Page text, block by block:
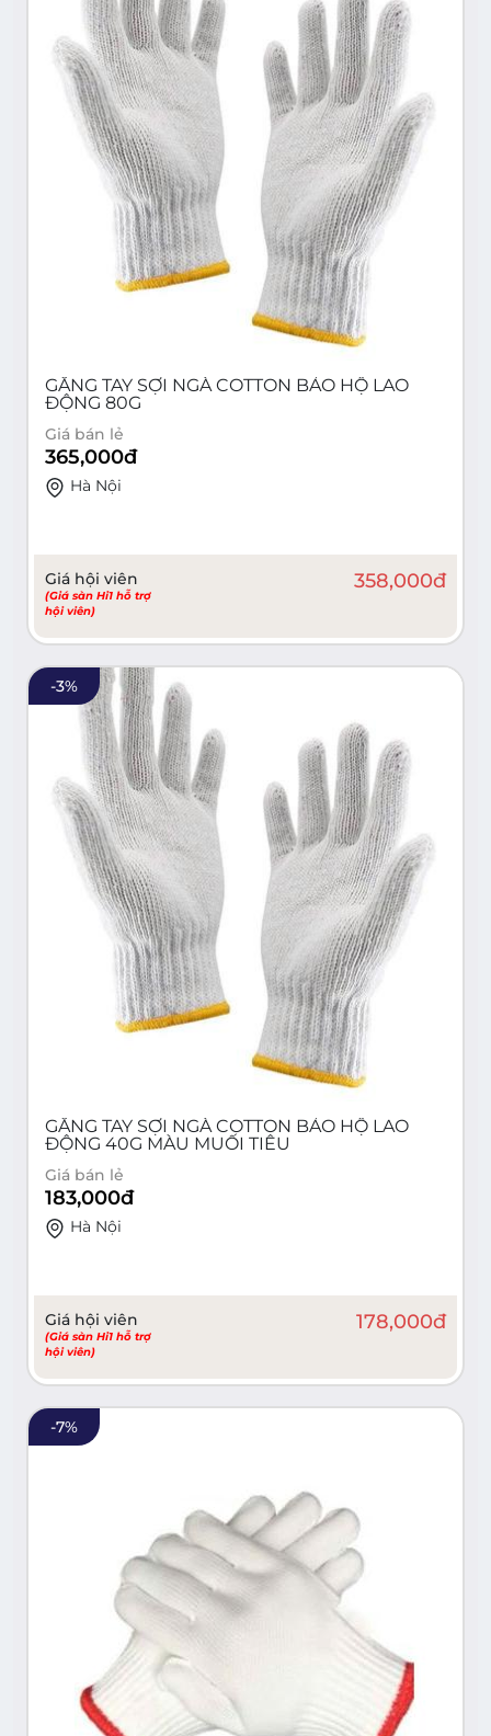
GĂNG TAY SỢI NGÀ COTTON BẢO HỘ LAO
ĐỘNG 80G
Giá bán lẻ
365,000đ
Hà Nội
Giá hội viên
(Giá sàn Hi1 hỗ trợ
hội viên)
358,000đ
-3%
GĂNG TAY SỢI NGÀ COTTON BẢO HỘ LAO
ĐỘNG 40G MÀU MUỐI TIÊU
Giá bán lẻ
183,000đ
Hà Nội
Giá hội viên
(Giá sàn Hi1 hỗ trợ
hội viên)
178,000đ
-7%